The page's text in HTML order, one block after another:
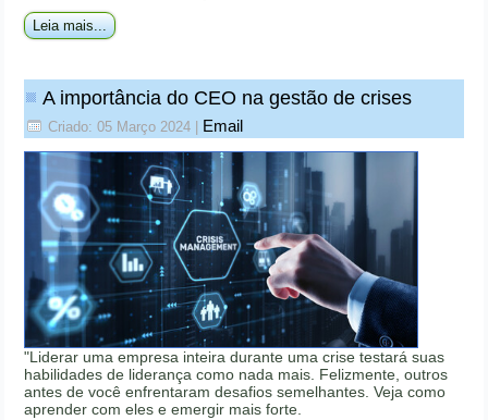
Leia mais...
A importância do CEO na gestão de crises
Criado: 05 Março 2024 Email
"Liderar uma empresa inteira durante uma crise testará suas
habilidades de liderança como nada mais. Felizmente, outros
antes de você enfrentaram desafios semelhantes. Veja como
aprender com eles e emergir mais forte.